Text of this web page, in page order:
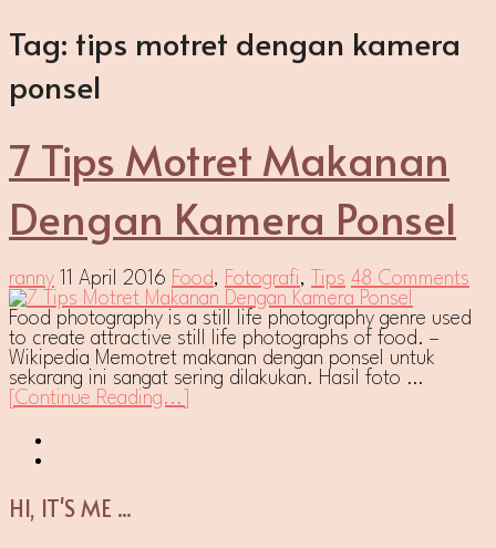
Tag: tips motret dengan kamera
ponsel
7 Tips Motret Makanan
Dengan Kamera Ponsel
ranny 11 April 2016 Food, Fotografi, Tips 48 Comments
Food photography is a still life photography genre used
to create attractive still life photographs of food. –
Wikipedia Memotret makanan dengan ponsel untuk
sekarang ini sangat sering dilakukan. Hasil foto …
[Continue Reading...]
HI, IT'S ME ...